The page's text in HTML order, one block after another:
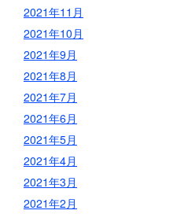
2021年11月
2021年10月
2021年9月
2021年8月
2021年7月
2021年6月
2021年5月
2021年4月
2021年3月
2021年2月